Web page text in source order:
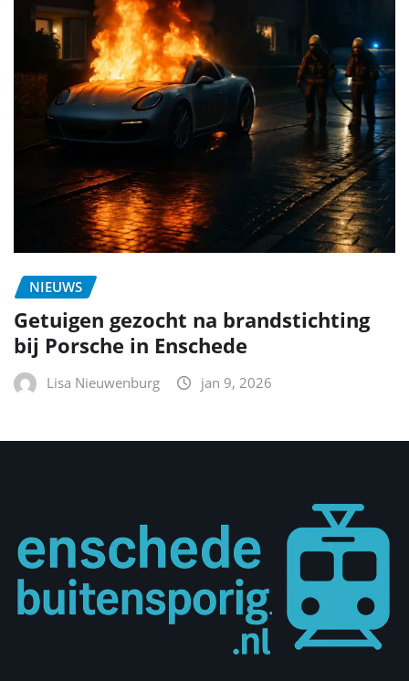
NIEUWS
Getuigen gezocht na brandstichting
bij Porsche in Enschede
Lisa Nieuwenburg jan 9, 2026